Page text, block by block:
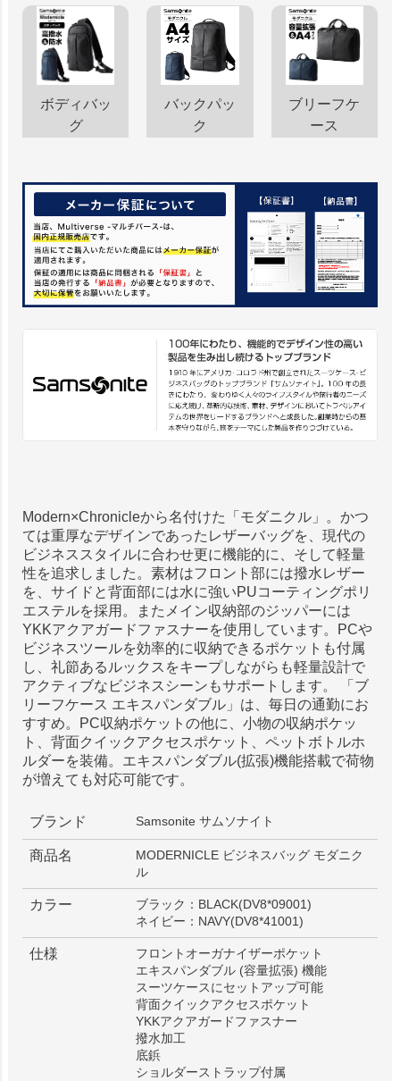
ボディバッ
グ
バックパッ
ク
ブリーフケ
ース
Modern×Chronicleから名付けた「モダニクル」。かつ
ては重厚なデザインであったレザーバッグを、現代の
ビジネススタイルに合わせ更に機能的に、そして軽量
性を追求しました。素材はフロント部には撥水レザー
を、サイドと背面部には水に強いPUコーティングポリ
エステルを採用。またメイン収納部のジッパーには
YKKアクアガードファスナーを使用しています。PCや
ビジネスツールを効率的に収納できるポケットも付属
し、礼節あるルックスをキープしながらも軽量設計で
アクティブなビジネスシーンもサポートします。 「ブ
リーフケース エキスパンダブル」は、毎日の通勤にお
すすめ。PC収納ポケットの他に、小物の収納ポケッ
ト、背面クイックアクセスポケット、ペットボトルホ
ルダーを装備。エキスパンダブル(拡張)機能搭載で荷物
が増えても対応可能です。
ブランド Samsonite サムソナイト
商品名
MODERNICLE ビジネスバッグ モダニク
ル
カラー
ブラック：BLACK(DV8*09001)
ネイビー：NAVY(DV8*41001)
仕様
フロントオーガナイザーポケット
エキスパンダブル (容量拡張) 機能
スーツケースにセットアップ可能
背面クイックアクセスポケット
YKKアクアガードファスナー
撥水加工
底鋲
ショルダーストラップ付属